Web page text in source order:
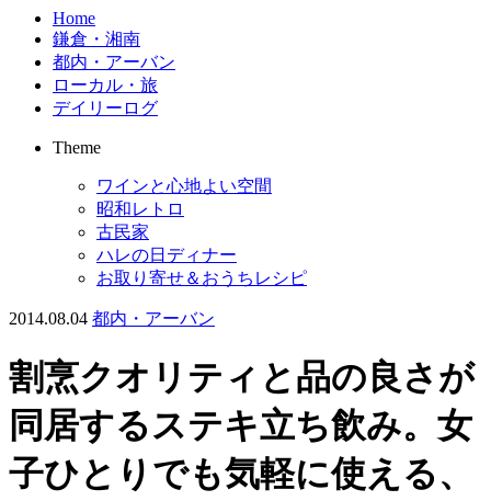
Home
鎌倉・湘南
都内・アーバン
ローカル・旅
デイリーログ
Theme
ワインと心地よい空間
昭和レトロ
古民家
ハレの日ディナー
お取り寄せ＆おうちレシピ
2014.08.04 都内・アーバン
割烹クオリティと品の良さが
同居するステキ立ち飲み。女
子ひとりでも気軽に使える、